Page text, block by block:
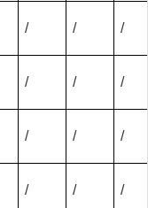
/ / /
/ / /
/ / /
/ / /